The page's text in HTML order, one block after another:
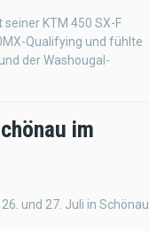
KTM 450 SX-F
Qualifying und fühlte
der Washougal-
im
und 27. Juli in Schönau